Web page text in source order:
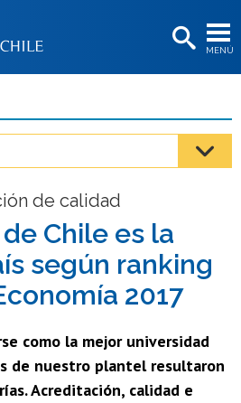
MENÚ
BIBLIOTECAS
Estudiantes
os
os
os
de calidad
Chile es la
según ranking
2017
como la mejor universidad
de nuestro plantel resultaron
Acreditación, calidad e